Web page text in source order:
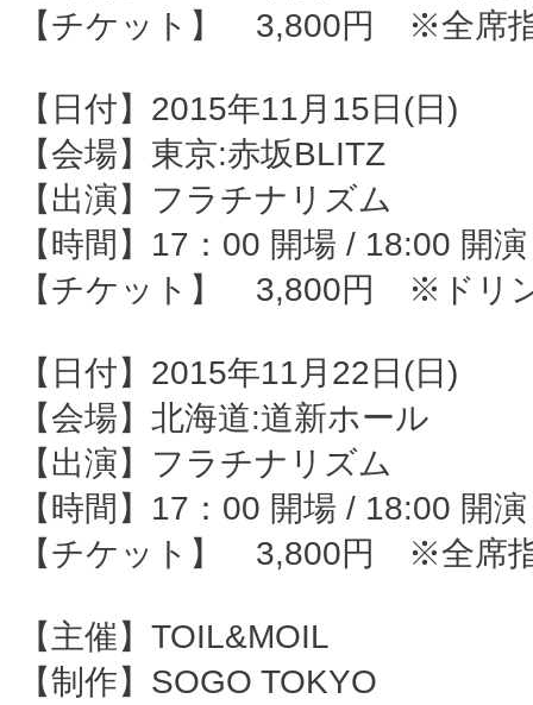
【チケット】 3,800円 ※全席
【日付】2015年11月15日(日)
【会場】東京:赤坂BLITZ
【出演】フラチナリズム
【時間】17：00 開場 / 18:00 開演
【チケット】 3,800円 ※ドリ
【日付】2015年11月22日(日)
【会場】北海道:道新ホール
【出演】フラチナリズム
【時間】17：00 開場 / 18:00 開演
【チケット】 3,800円 ※全席
【主催】TOIL&MOIL
【制作】SOGO TOKYO